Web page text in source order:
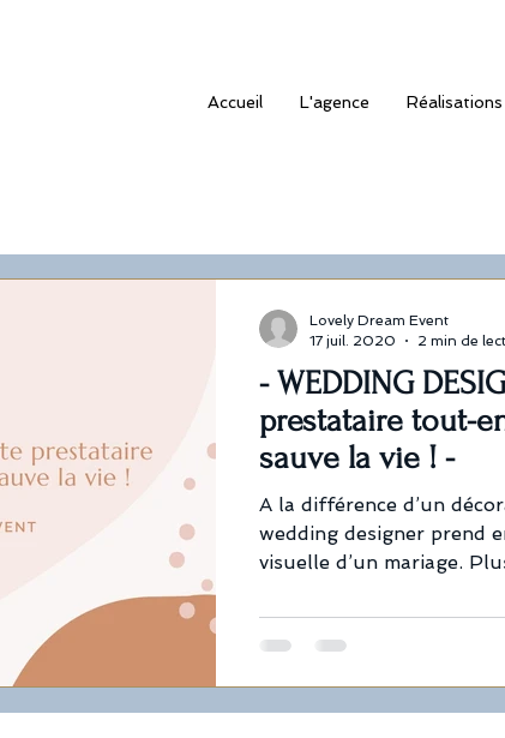
Accueil L'agence Réalisations
- WEDDING
prestataire tout-
sauve la vie ! -
A la différence d’un
wedding designer prend
visuelle d’un mariage.
Lovely Dream Event
17 juil. 2020
2 min de